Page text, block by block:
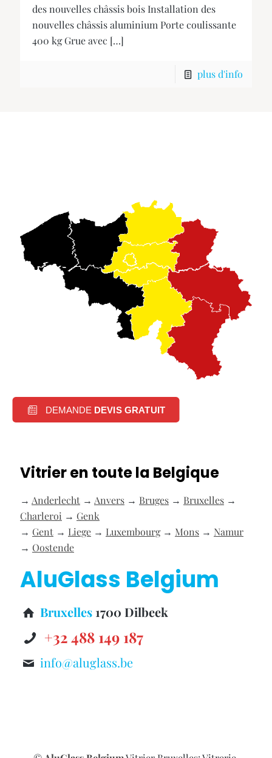
des nouvelles châssis bois Installation des
nouvelles châssis aluminium Porte coulissante
400 kg Grue avec […]
plus d'info
DEMANDE DEVIS GRATUIT
Vitrier en toute la Belgique
→ Anderlecht → Anvers → Bruges → Bruxelles →
Charleroi → Genk
→ Gent → Liege → Luxembourg→ Mons → Namur
→ Oostende
AluGlass Belgium
Bruxelles 1700 Dilbeek
+32 488 149 187
info@aluglass.be